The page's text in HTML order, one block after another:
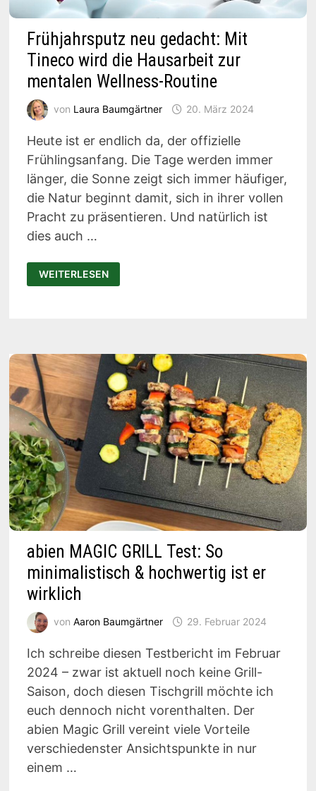
Frühjahrsputz neu gedacht: Mit
Tineco wird die Hausarbeit zur
mentalen Wellness-Routine
von Laura Baumgärtner 20. März 2024
Heute ist er endlich da, der offizielle
Frühlingsanfang. Die Tage werden immer
länger, die Sonne zeigt sich immer häufiger,
die Natur beginnt damit, sich in ihrer vollen
Pracht zu präsentieren. Und natürlich ist
dies auch …
FRÜHJAHRSPUTZ
NEU
GEDACHT:
MENTALEN
WELLNESS-
ROUTINE
WEITERLESEN
abien MAGIC GRILL Test: So
minimalistisch & hochwertig ist er
wirklich
von Aaron Baumgärtner 29. Februar 2024
Ich schreibe diesen Testbericht im Februar
2024 – zwar ist aktuell noch keine Grill-
Saison, doch diesen Tischgrill möchte ich
euch dennoch nicht vorenthalten. Der
abien Magic Grill vereint viele Vorteile
verschiedenster Ansichtspunkte in nur
einem …